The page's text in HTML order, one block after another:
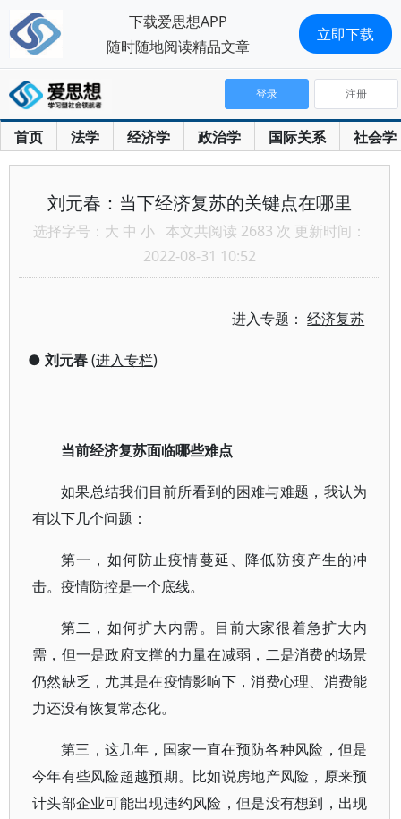
首页 法学 经济学 政治学 国际关系 社会学
登录 注册
刘元春：当下经济复苏的关键点在哪里
选择字号： 大 中 小 本文共阅读 2683 次 更新时间：
2022-08-31 10:52
进入专题：经济复苏
● 刘元春(进入专栏)
当前经济复苏面临哪些难点
如果总结我们目前所看到的困难与难题，我认为
有以下几个问题：
第一，如何防止疫情蔓延、降低防疫产生的冲
击。疫情防控是一个底线。
第二，如何扩大内需。目前大家很着急扩大内
需，但一是政府支撑的力量在减弱，二是消费的场景
仍然缺乏，尤其是在疫情影响下，消费心理、消费能
力还没有恢复常态化。
第三，这几年，国家一直在预防各种风险，但是
今年有些风险超越预期。比如说房地产风险，原来预
计头部企业可能出现违约风险，但是没有想到，出现
下载爱思想APP
随时随地阅读精品文章
立即下载